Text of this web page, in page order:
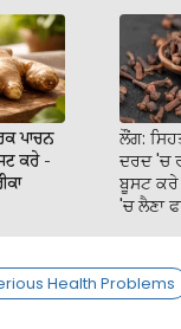
ਪਾਚਨ
ਕਰੇ -
ਲੌਂਗ:
ਦਰਦ 'ਚ
ਬੂਸਟ ਕਰੇ
'ਚ ਲੈਣਾ
Health Problems